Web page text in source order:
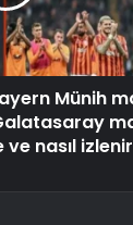
Münih
nasıl